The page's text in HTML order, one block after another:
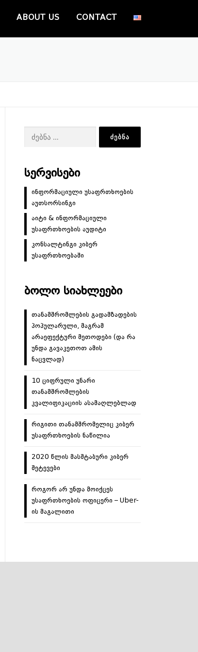
ABOUT US CONTACT
ძებნა:
ᲡᲔᲠᲕᲘᲡᲔᲑᲘ
ინფორმაციული უსაფრთხოების
აუთსორსინგი
აიტი & ინფორმაციული
უსაფრთხოების აუდიტი
კონსალტინგი კიბერ
უსაფრთხოებაში
ᲑᲝᲚᲝ ᲡᲘᲐᲮᲚᲔᲔᲑᲘ
თანამშრომლების გადამზადების
პოპულარული, მაგრამ
არაეფექტური მეთოდები (და რა
უნდა გავაკეთოთ ამის
ნაცვლად)
10 ციფრული უნარი
თანამშრომლების
კვალიფიკაციის ასამაღლებლად
რიგითი თანამშრომელიც კიბერ
უსაფრთხოების ნაწილია
2020 წლის მასშტაბური კიბერ
შეტევები
როგორ არ უნდა მოიქცეს
უსაფრთხოების ოფიცერი – Uber-
ის მაგალითი